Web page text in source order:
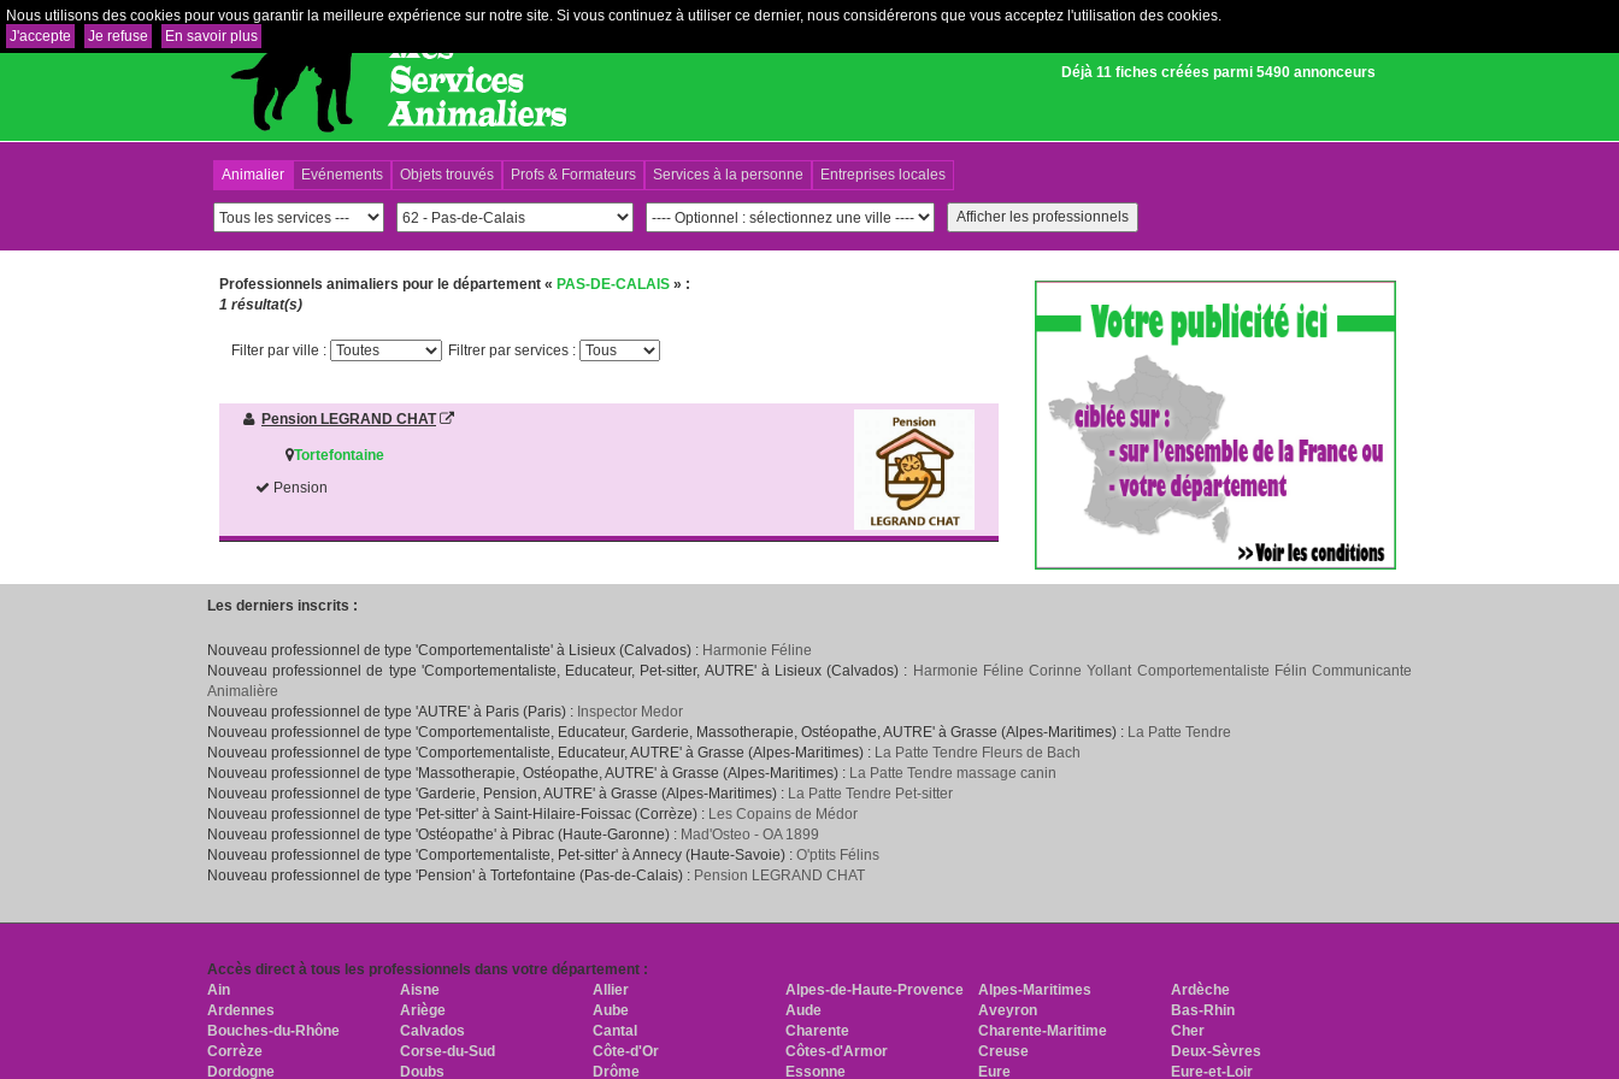
Nous utilisons des cookies pour vous garantir la meilleure expérience sur notre site. Si vous continuez à utiliser ce dernier, nous considérerons que vous acceptez l'utilisation des cookies.
J'accepte
Je refuse En savoir plus
Créer un compte
Déjà 11 fiches créées parmi 5490 annonceurs
Animalier Evénements Objets trouvés Profs & Formateurs Services à la personne Entreprises locales
Professionnels animaliers pour le département « PAS-DE-CALAIS » :
1 résultat(s)
Filter par ville : Filtrer par services :
Pension LEGRAND CHAT
Tortefontaine
Pension
Les derniers inscrits :
Nouveau professionnel de type 'Comportementaliste' à Lisieux (Calvados) : Harmonie Féline
Nouveau professionnel de type 'Comportementaliste, Educateur, Pet-sitter, AUTRE' à Lisieux (Calvados) : Harmonie Féline Corinne Yollant Comportementaliste Félin Communicante
Animalière
Nouveau professionnel de type 'AUTRE' à Paris (Paris) : Inspector Medor
Nouveau professionnel de type 'Comportementaliste, Educateur, Garderie, Massotherapie, Ostéopathe, AUTRE' à Grasse (Alpes-Maritimes) : La Patte Tendre
Nouveau professionnel de type 'Comportementaliste, Educateur, AUTRE' à Grasse (Alpes-Maritimes) : La Patte Tendre Fleurs de Bach
Nouveau professionnel de type 'Massotherapie, Ostéopathe, AUTRE' à Grasse (Alpes-Maritimes) : La Patte Tendre massage canin
Nouveau professionnel de type 'Garderie, Pension, AUTRE' à Grasse (Alpes-Maritimes) : La Patte Tendre Pet-sitter
Nouveau professionnel de type 'Pet-sitter' à Saint-Hilaire-Foissac (Corrèze) : Les Copains de Médor
Nouveau professionnel de type 'Ostéopathe' à Pibrac (Haute-Garonne) : Mad'Osteo - OA 1899
Nouveau professionnel de type 'Comportementaliste, Pet-sitter' à Annecy (Haute-Savoie) : O'ptits Félins
Nouveau professionnel de type 'Pension' à Tortefontaine (Pas-de-Calais) : Pension LEGRAND CHAT
Accès direct à tous les professionnels dans votre département :
Ain
Aisne Allier Alpes-de-Haute-Provence Alpes-Maritimes
Ardèche
Ardennes
Ariège Aube Aude Aveyron
Bas-Rhin
Bouches-du-Rhône
Calvados Cantal Charente Charente-Maritime
Cher
Corrèze
Corse-du-Sud Côte-d'Or Côtes-d'Armor Creuse
Deux-Sèvres
Dordogne
Doubs Drôme Essonne Eure Eure-et-Loir